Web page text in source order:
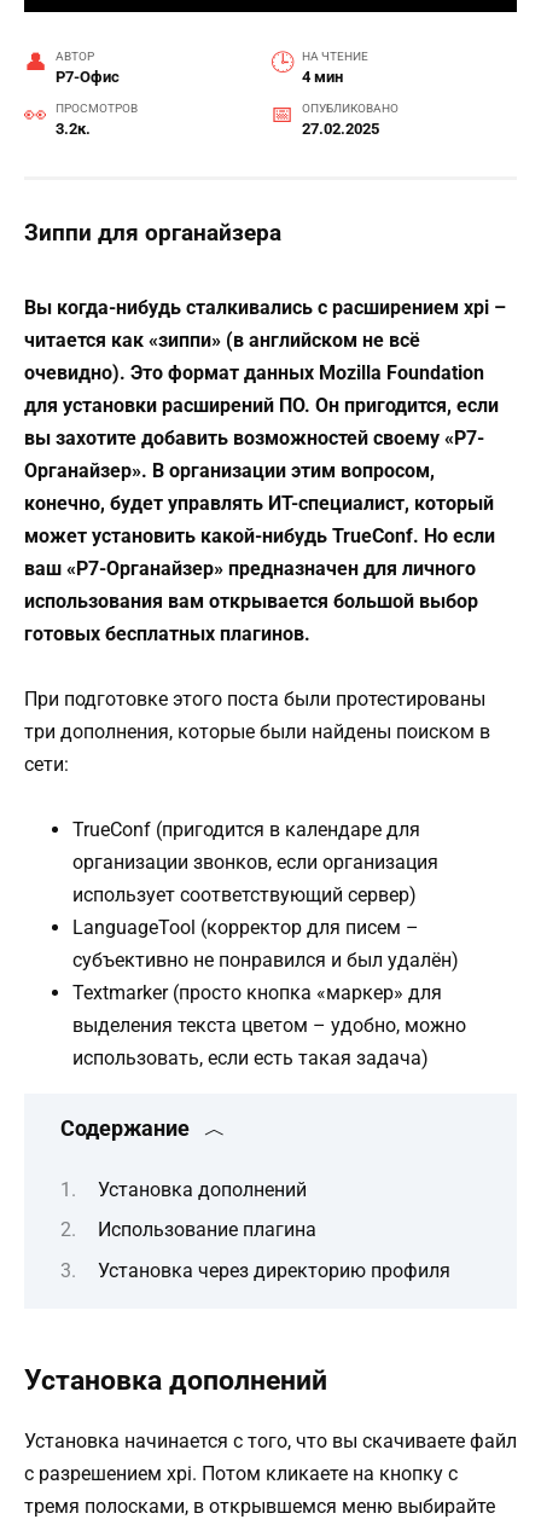
АВТОР
Р7-Офис
НА ЧТЕНИЕ
4 мин
ПРОСМОТРОВ
3.2к.
ОПУБЛИКОВАНО
27.02.2025
Зиппи для органайзера
Вы когда-нибудь сталкивались с расширением xpi –
читается как «зиппи» (в английском не всё
очевидно). Это формат данных Mozilla Foundation
для установки расширений ПО. Он пригодится, если
вы захотите добавить возможностей своему «Р7-
Органайзер». В организации этим вопросом,
конечно, будет управлять ИТ-специалист, который
может установить какой-нибудь TrueConf. Но если
ваш «Р7-Органайзер» предназначен для личного
использования вам открывается большой выбор
готовых бесплатных плагинов.
При подготовке этого поста были протестированы
три дополнения, которые были найдены поиском в
сети:
TrueConf (пригодится в календаре для
организации звонков, если организация
использует соответствующий сервер)
LanguageTool (корректор для писем –
субъективно не понравился и был удалён)
Textmarker (просто кнопка «маркер» для
выделения текста цветом – удобно, можно
использовать, если есть такая задача)
Содержание
Установка дополнений
Использование плагина
Установка через директорию профиля
Установка дополнений
Установка начинается с того, что вы скачиваете файл
с разрешением xpi. Потом кликаете на кнопку с
тремя полосками, в открывшемся меню выбирайте